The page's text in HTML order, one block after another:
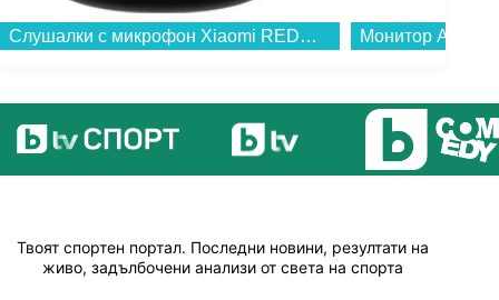
Слушалки с микрофон Xiaomi REDMI BUDS 8 BLACK BHR08UFGL , Bluetooth , IN-EAR (ТАПИ)...
Твоят спортен портал. Последни новини, резултати на
живо, задълбочени анализи от света на спорта